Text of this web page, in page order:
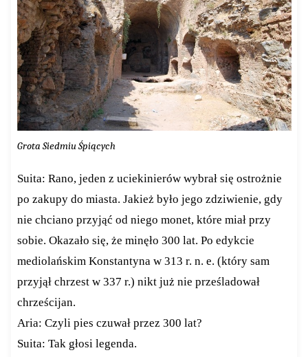
Grota Siedmiu Śpiących
Suita: Rano, jeden z uciekinierów wybrał się ostrożnie
po zakupy do miasta. Jakież było jego zdziwienie, gdy
nie chciano przyjąć od niego monet, które miał przy
sobie. Okazało się, że minęło 300 lat. Po edykcie
mediolańskim Konstantyna w 313 r. n. e. (który sam
przyjął chrzest w 337 r.) nikt już nie prześladował
chrześcijan.
Aria: Czyli pies czuwał przez 300 lat?
Suita: Tak głosi legenda.